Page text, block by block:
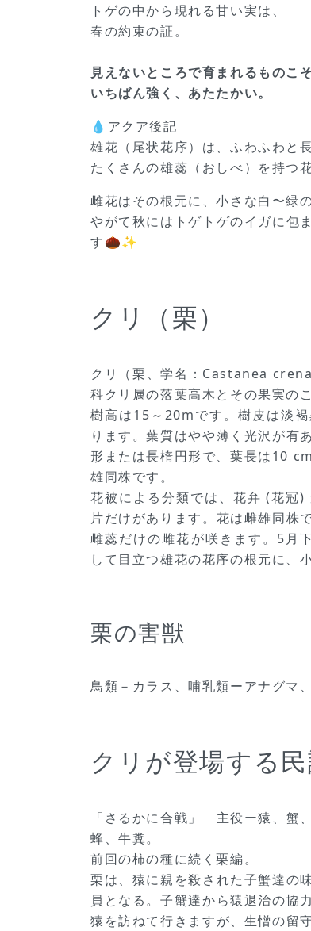
トゲの中から現れる甘い実は、
春の約束の証。
見えないところで育まれるものこそ
いちばん強く、あたたかい。
💧アクア後記
雄花（尾状花序）は、ふわふわと
たくさんの雄蕊（おしべ）を持つ
雌花はその根元に、小さな白〜緑
やがて秋にはトゲトゲのイガに包
す🌰✨
クリ（栗）
クリ（栗、学名：Castanea
科クリ属の落葉高木とその果実のこ
樹高は15～20mです。樹皮は淡
ります。葉質はやや薄く光沢が有
形または長楕円形で、葉長は10
雄同株です。
花被による分類では、花弁 (花冠
片だけがあります。花は雌雄同株
雌蕊だけの雌花が咲きます。5月
して目立つ雄花の花序の根元に、
栗の害獣
鳥類－カラス、哺乳類ーアナグマ
クリが登場する
「さるかに合戦」 主役ー猿、蟹
蜂、牛糞。
前回の柿の種に続く栗編。
栗は、猿に親を殺された子蟹達の
員となる。子蟹達から猿退治の協
猿を訪ねて行きますが、生憎の留